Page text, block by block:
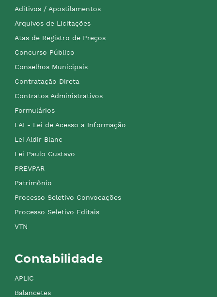
Aditivos / Apostilamentos
Arquivos de Licitações
Atas de Registro de Preços
Concurso Público
Conselhos Municipais
Contratação Direta
Contratos Administrativos
Formulários
LAI - Lei de Acesso a Informação
Lei Aldir Blanc
Lei Paulo Gustavo
PREVPAR
Patrimônio
Processo Seletivo Convocações
Processo Seletivo Editais
VTN
Contabilidade
APLIC
Balancetes